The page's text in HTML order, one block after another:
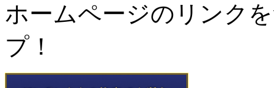
ホームページのリンク
プ！